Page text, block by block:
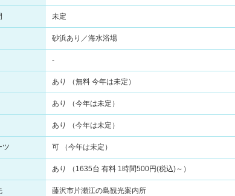
未定
砂浜あり／海水浴場
-
あり （無料 今年は未定）
あり （今年は未定）
あり （今年は未定）
ツ 可 （今年は未定）
あり （1635台 有料 1時間500円(税込)～）
藤沢市片瀬江の島観光案内所